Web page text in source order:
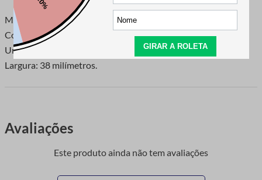
Marca: Luli
Composição: 100% Juta
Unidade de Venda: 1 rolo com 10 metros
Largura: 38 milímetros.
Avaliações
Este produto ainda não tem avaliações